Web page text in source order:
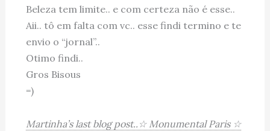
Beleza tem limite.. e com certeza não é esse..
Aii.. tô em falta com vc.. esse findi termino e te
envio o “jornal”..
Otimo findi..
Gros Bisous
=)
Martinha’s last blog post..☆ Monumental Paris ☆